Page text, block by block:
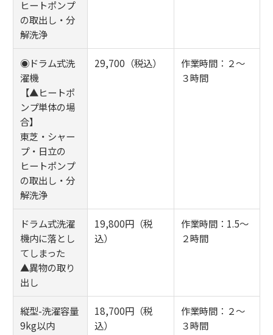
ヒートポンプ
の取出し・分
解洗浄
◉ドラム式洗
濯機
【▲ヒートポ
ンプ単体の場
合】
東芝・シャー
プ・日立の
ヒートポンプ
の取出し・分
解洗浄
29,700（税込）
作業時間：２～
３時間
ドラム式洗濯
機内に落とし
てしまった
▲異物の取り
出し
19,800円（税
込）
作業時間：1.5～
２時間
縦型-洗濯容量
9kg以内
18,700円（税
込）
作業時間：２～
３時間